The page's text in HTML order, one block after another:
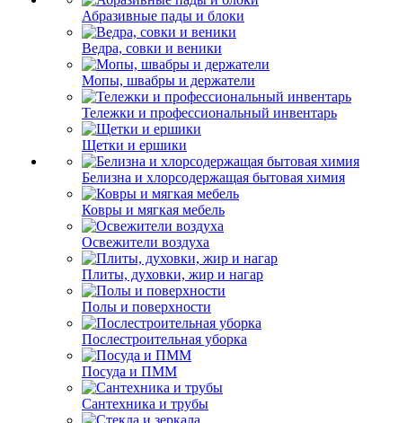
Абразивные пады и блоки
Ведра, совки и веники
Мопы, швабры и держатели
Тележки и профессиональный инвентарь
Щетки и ершики
Белизна и хлорсодержащая бытовая химия
Ковры и мягкая мебель
Освежители воздуха
Плиты, духовки, жир и нагар
Полы и поверхности
Послестроительная уборка
Посуда и ПММ
Сантехника и трубы